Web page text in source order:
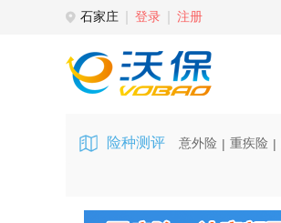
石家庄 登录 注册
险种测评 意外险 | 重疾险 |